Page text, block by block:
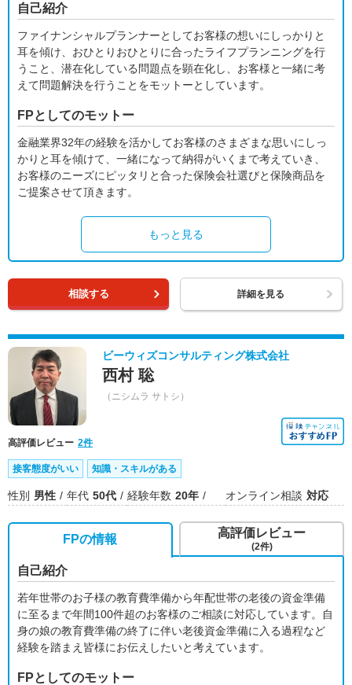
自己紹介
ファイナンシャルプランナーとしてお客様の想いにしっかりと
耳を傾け、おひとりおひとりに合ったライフプランニングを行
うこと、潜在化している問題点を顕在化し、お客様と一緒に考
えて問題解決を行うことをモットーとしています。
FPとしてのモットー
金融業界32年の経験を活かしてお客様のさまざまな思いにしっ
かりと耳を傾けて、一緒になって納得がいくまで考えていき、
お客様のニーズにピッタリと合った保険会社選びと保険商品を
ご提案させて頂きます。
もっと見る
相談する 詳細を見る
ビーウィズコンサルティング株式会社
西村 聡
（ニシムラ サトシ）
高評価レビュー 2件
接客態度がいい 知識・スキルがある
性別 男性 年代 50代 経験年数 20年 オンライン相談 対応
FPの情報
自己紹介
若年世帯のお子様の教育費準備から年配世帯の老後の資金準備
に至るまで年間100件超のお客様のご相談に対応しています。自
身の娘の教育費準備の終了に伴い老後資金準備に入る過程など
経験を踏まえ皆様にお伝えしたいと考えています。
FPとしてのモットー
高評価レビュー
(2件)